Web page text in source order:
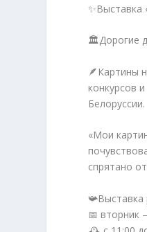
🏛️Дорогие
🪶Картины
конкурсов
Белоруссии.
«Мои
спрятано
📯Выставка
📅 вторник